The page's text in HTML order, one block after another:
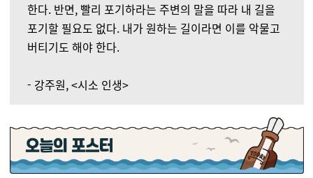
한다. 반면, 빨리 포기하라는 주변의 말을 따라 내 길을
포기할 필요도 없다. 내가 원하는 길이라면 이를 악물고
버티기도 해야 한다.
- 강주원, <시소 인생>